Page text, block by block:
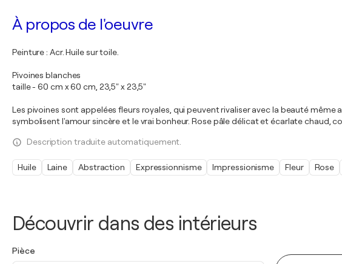
Découvrir dans des intérieurs
Pièce
À propos de l'oeuvre
Peinture : Acr. Huile sur toile.
Pivoines blanches
taille - 60 cm x 60 cm, 23,5" x 23,5"
Les pivoines sont appelées fleurs royales, qui peuvent rivaliser avec la beauté
symbolisent l'amour sincère et le vrai bonheur. Rose pâle délicat et écarlate chaud,
Description traduite automatiquement.
Huile Laine Abstraction Expressionnisme Impressionisme Fleur Rose